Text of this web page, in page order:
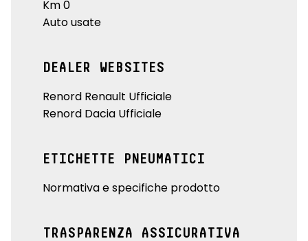
Km 0
Auto usate
DEALER WEBSITES
Renord Renault Ufficiale
Renord Dacia Ufficiale
ETICHETTE PNEUMATICI
Normativa e specifiche prodotto
TRASPARENZA ASSICURATIVA